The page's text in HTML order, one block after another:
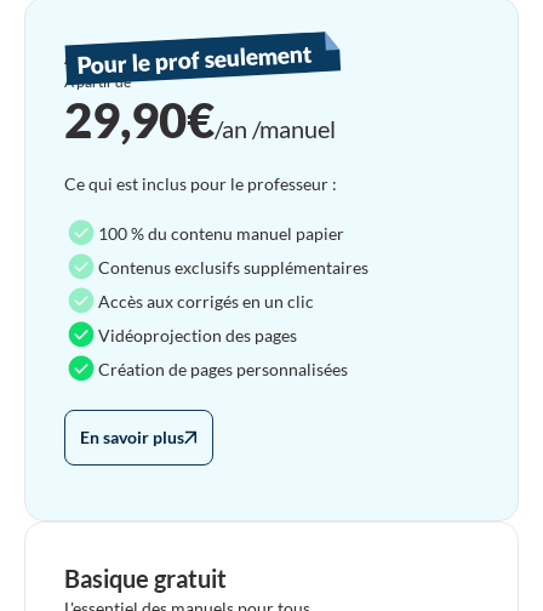
Basique gratuit
Abonnement prof'
À partir de
29,90€/an /manuel
Ce qui est inclus pour le professeur :
100 % du contenu manuel papier
Contenus exclusifs supplémentaires
Accès aux corrigés en un clic
Vidéoprojection des pages
Création de pages personnalisées
En savoir plus
Pour le prof seulement